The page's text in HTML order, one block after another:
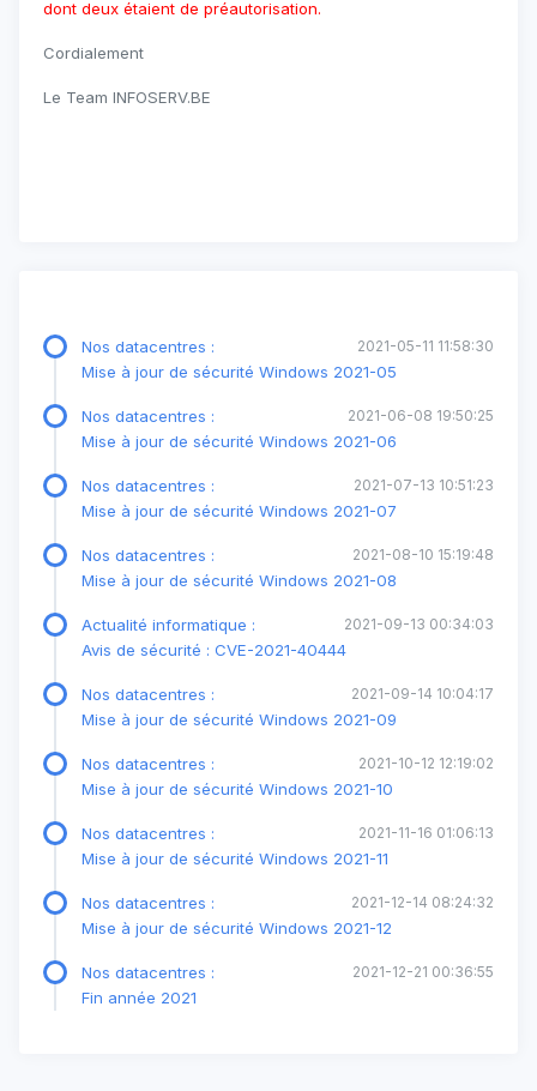
dont deux étaient de préautorisation.
Cordialement
Le Team INFOSERV.BE
2021-05-11 11:58:30
Nos datacentres :
Mise à jour de sécurité Windows 2021-05
2021-06-08 19:50:25
Nos datacentres :
Mise à jour de sécurité Windows 2021-06
2021-07-13 10:51:23
Nos datacentres :
Mise à jour de sécurité Windows 2021-07
2021-08-10 15:19:48
Nos datacentres :
Mise à jour de sécurité Windows 2021-08
2021-09-13 00:34:03
Actualité informatique :
Avis de sécurité : CVE-2021-40444
2021-09-14 10:04:17
Nos datacentres :
Mise à jour de sécurité Windows 2021-09
2021-10-12 12:19:02
Nos datacentres :
Mise à jour de sécurité Windows 2021-10
2021-11-16 01:06:13
Nos datacentres :
Mise à jour de sécurité Windows 2021-11
2021-12-14 08:24:32
Nos datacentres :
Mise à jour de sécurité Windows 2021-12
2021-12-21 00:36:55
Nos datacentres :
Fin année 2021